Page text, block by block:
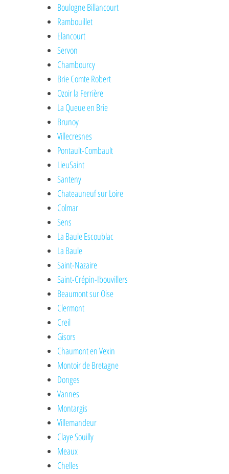
Boulogne Billancourt
Rambouillet
Elancourt
Servon
Chambourcy
Brie Comte Robert
Ozoir la Ferrière
La Queue en Brie
Brunoy
Villecresnes
Pontault-Combault
LieuSaint
Santeny
Chateauneuf sur Loire
Colmar
Sens
La Baule Escoublac
La Baule
Saint-Nazaire
Saint-Crépin-Ibouvillers
Beaumont sur Oise
Clermont
Creil
Gisors
Chaumont en Vexin
Montoir de Bretagne
Donges
Vannes
Montargis
Villemandeur
Claye Souilly
Meaux
Chelles